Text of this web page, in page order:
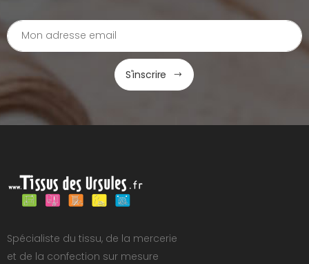
S'inscrire
Spécialiste du tissu, de la mercerie
et de la confection sur mesure